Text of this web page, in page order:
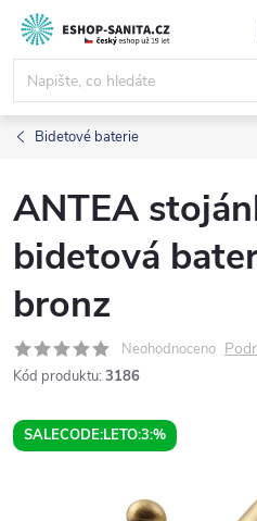
Přejít
obsah
Bidetové baterie
ANTEA
bidetová
bronz
Neohodnoceno
Kód produktu: 3186
SALECODE:LETO:3:%